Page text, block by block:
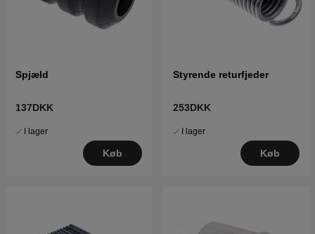
Spjæld
137DKK
I lager
Køb
Styrende returfjeder
253DKK
I lager
Køb